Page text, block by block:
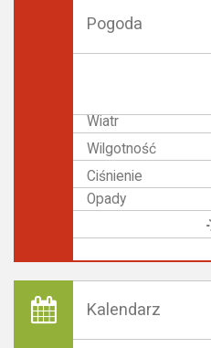
Pogoda
Wiatr
Wilgotność
Ciśnienie
Opady
Kalendarz